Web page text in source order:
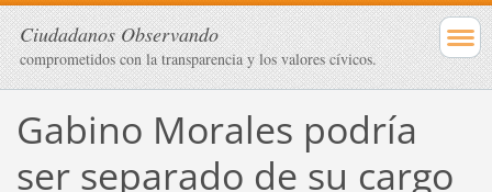
Ciudadanos Observando
comprometidos con la transparencia y los valores cívicos.
Gabino Morales podría
ser separado de su cargo